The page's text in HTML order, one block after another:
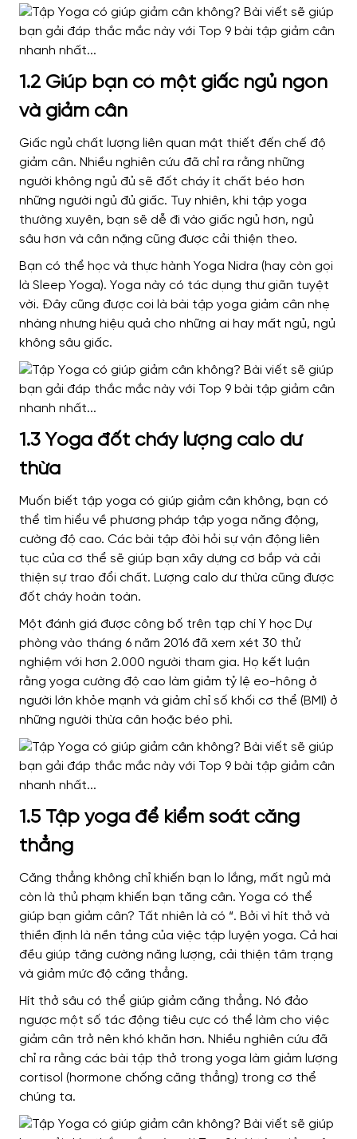
1.2 Giúp bạn có một giấc ngủ ngon
và giảm cân
Giấc ngủ chất lượng liên quan mật thiết đến chế độ
giảm cân. Nhiều nghiên cứu đã chỉ ra rằng những
người không ngủ đủ sẽ đốt cháy ít chất béo hơn
những người ngủ đủ giấc. Tuy nhiên, khi tập yoga
thường xuyên, bạn sẽ dễ đi vào giấc ngủ hơn, ngủ
sâu hơn và cân nặng cũng được cải thiện theo.
Bạn có thể học và thực hành Yoga Nidra (hay còn gọi
là Sleep Yoga). Yoga này có tác dụng thư giãn tuyệt
vời. Đây cũng được coi là bài tập yoga giảm cân nhẹ
nhàng nhưng hiệu quả cho những ai hay mất ngủ, ngủ
không sâu giấc.
1.3 Yoga đốt cháy lượng calo dư
thừa
Muốn biết tập yoga có giúp giảm cân không, bạn có
thể tìm hiểu về phương pháp tập yoga năng động,
cường độ cao. Các bài tập đòi hỏi sự vận động liên
tục của cơ thể sẽ giúp bạn xây dựng cơ bắp và cải
thiện sự trao đổi chất. Lượng calo dư thừa cũng được
đốt cháy hoàn toàn.
Một đánh giá được công bố trên tạp chí Y học Dự
phòng vào tháng 6 năm 2016 đã xem xét 30 thử
nghiệm với hơn 2.000 người tham gia. Họ kết luận
rằng yoga cường độ cao làm giảm tỷ lệ eo-hông ở
người lớn khỏe mạnh và giảm chỉ số khối cơ thể (BMI) ở
những người thừa cân hoặc béo phì.
1.5 Tập yoga để kiểm soát căng
thẳng
Căng thẳng không chỉ khiến bạn lo lắng, mất ngủ mà
còn là thủ phạm khiến bạn tăng cân. Yoga có thể
giúp bạn giảm cân? Tất nhiên là có “. Bởi vì hít thở và
thiền định là nền tảng của việc tập luyện yoga. Cả hai
đều giúp tăng cường năng lượng, cải thiện tâm trạng
và giảm mức độ căng thẳng.
Hít thở sâu có thể giúp giảm căng thẳng. Nó đảo
ngược một số tác động tiêu cực có thể làm cho việc
giảm cân trở nên khó khăn hơn. Nhiều nghiên cứu đã
chỉ ra rằng các bài tập thở trong yoga làm giảm lượng
cortisol (hormone chống căng thẳng) trong cơ thể
chúng ta.